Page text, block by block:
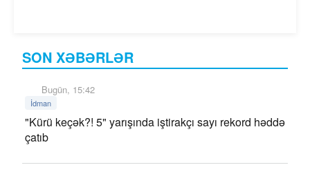
SON XƏBƏRLƏR
Bugün, 15:42
İdman
"Kürü keçək?! 5" yarışında iştirakçı sayı rekord həddə
çatıb